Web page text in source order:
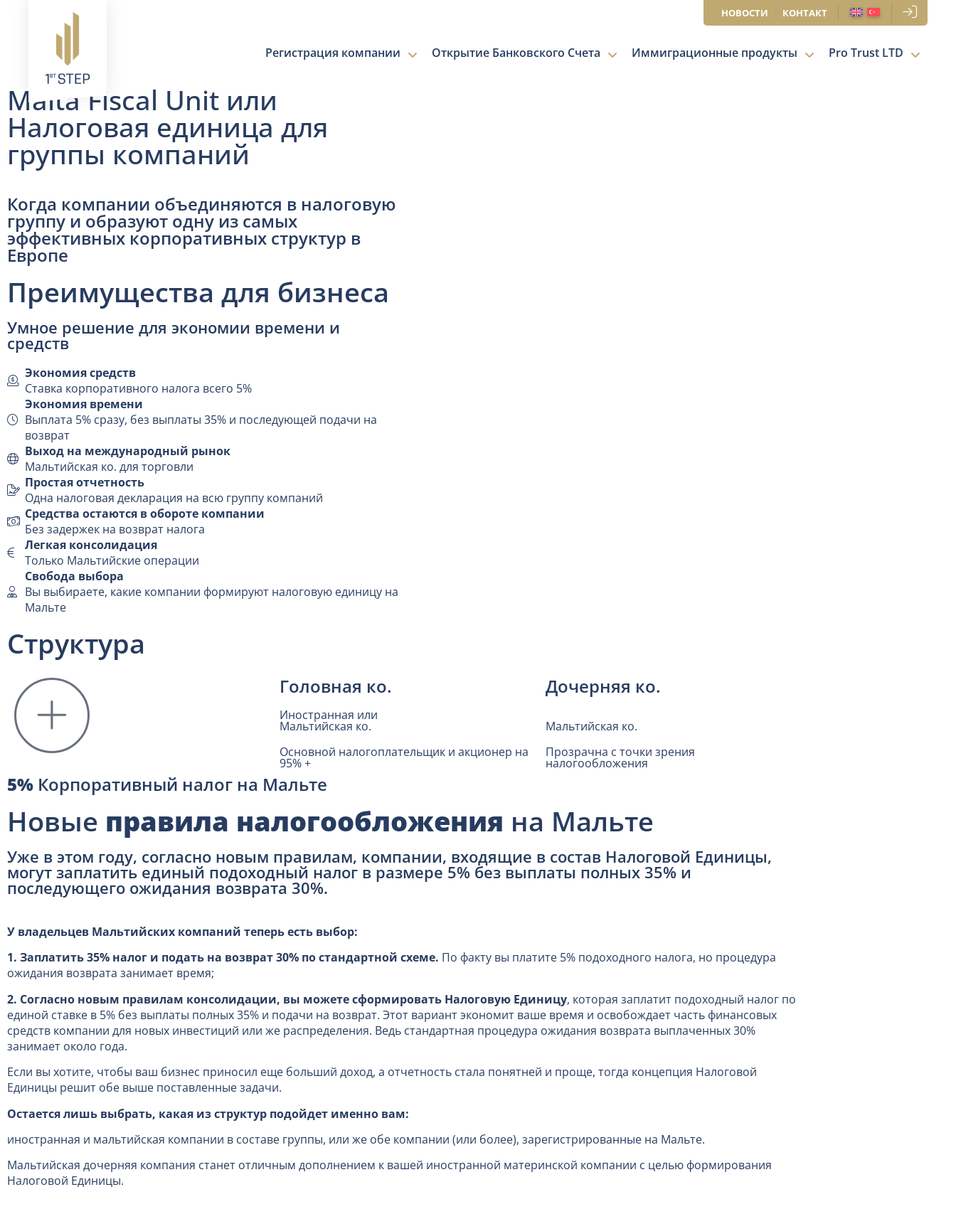
НОВОСТИ КОНТАКТ
Регистрация компании Открытие Банковского Счета Иммиграционные продукты Pro Trust LTD
Malta Fiscal Unit или
Налоговая единица для
группы компаний
Когда компании объединяются в налоговую
группу и образуют одну из самых
эффективных корпоративных структур в
Европе
Преимущества для бизнеса
Умное решение для экономии времени и
средств
Экономия средств
Ставка корпоративного налога всего 5%
Экономия времени
Выплата 5% сразу, без выплаты 35% и последующей подачи на
возврат
Выход на международный рынок
Мальтийская ко. для торговли
Простая отчетность
Одна налоговая декларация на всю группу компаний
Средства остаются в обороте компании
Без задержек на возврат налога
Легкая консолидация
Только Мальтийские операции
Свобода выбора
Вы выбираете, какие компании формируют налоговую единицу на
Мальте
Структура
Головная ко.
Иностранная или
Мальтийская ко.
Основной налогоплательщик и акционер на
95% +
Дочерняя ко.
Мальтийская ко.
Прозрачна с точки зрения
налогообложения
5% Корпоративный налог на Мальте
Новые правила налогообложения на Мальте
Уже в этом году, согласно новым правилам, компании, входящие в состав Налоговой Единицы,
могут заплатить единый подоходный налог в размере 5% без выплаты полных 35% и
последующего ожидания возврата 30%.
У владельцев Мальтийских компаний теперь есть выбор:
1. Заплатить 35% налог и подать на возврат 30% по стандартной схеме. По факту вы платите 5% подоходного налога, но процедура
ожидания возврата занимает время;
2. Согласно новым правилам консолидации, вы можете сформировать Налоговую Единицу, которая заплатит подоходный налог по
единой ставке в 5% без выплаты полных 35% и подачи на возврат. Этот вариант экономит ваше время и освобождает часть финансовых
средств компании для новых инвестиций или же распределения. Ведь стандартная процедура ожидания возврата выплаченных 30%
занимает около года.
Если вы хотите, чтобы ваш бизнес приносил еще больший доход, а отчетность стала понятней и проще, тогда концепция Налоговой
Единицы решит обе выше поставленные задачи.
Остается лишь выбрать, какая из структур подойдет именно вам:
иностранная и мальтийская компании в составе группы, или же обе компании (или более), зарегистрированные на Мальте.
Мальтийская дочерняя компания станет отличным дополнением к вашей иностранной материнской компании с целью формирования
Налоговой Единицы.